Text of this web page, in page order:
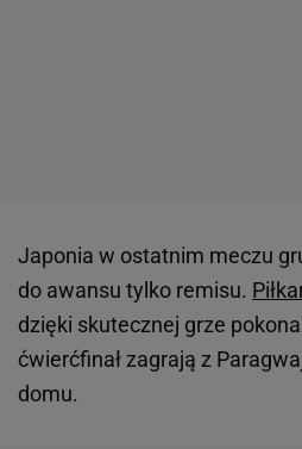
Japonia w ostatnim meczu
do awansu tylko remisu.
dzięki skutecznej grze
ćwierćfinał zagrają z
domu.